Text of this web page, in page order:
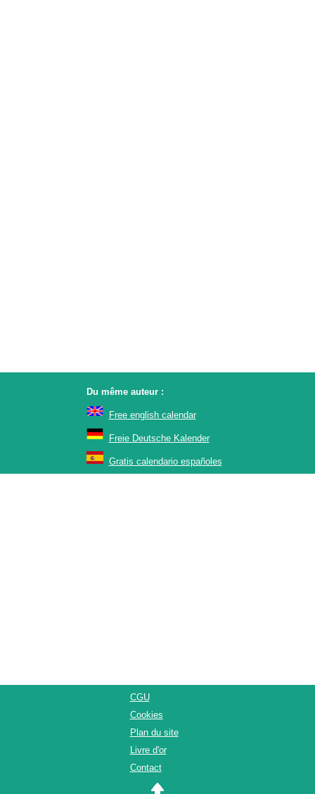
Du même auteur :
Free english calendar
Freie Deutsche Kalender
Gratis calendario españoles
CGU
Cookies
Plan du site
Livre d'or
Contact